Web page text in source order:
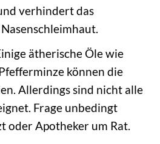
verhindert das
ätherische Öle wie
können die
Allerdings sind nicht alle
Frage unbedingt
oder Apotheker um Rat.